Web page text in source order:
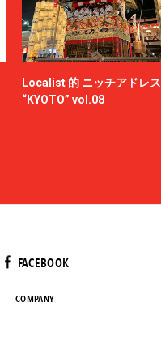
Localist 的 ニッチアドレス
“KYOTO” vol.08
FACEBOOK
COMPANY